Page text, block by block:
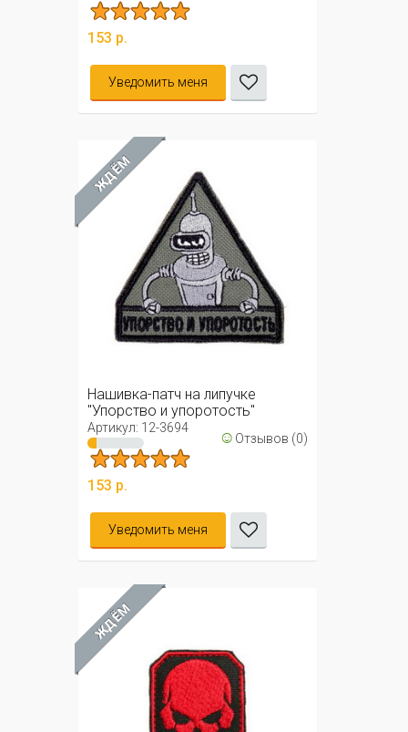
153 р.
Уведомить меня
ЖДЁМ
Нашивка-патч на липучке
"Упорство и упоротость"
треуг. ...
Артикул: 12-3694 ☺ Отзывов (0)
153 р.
Уведомить меня
ЖДЁМ